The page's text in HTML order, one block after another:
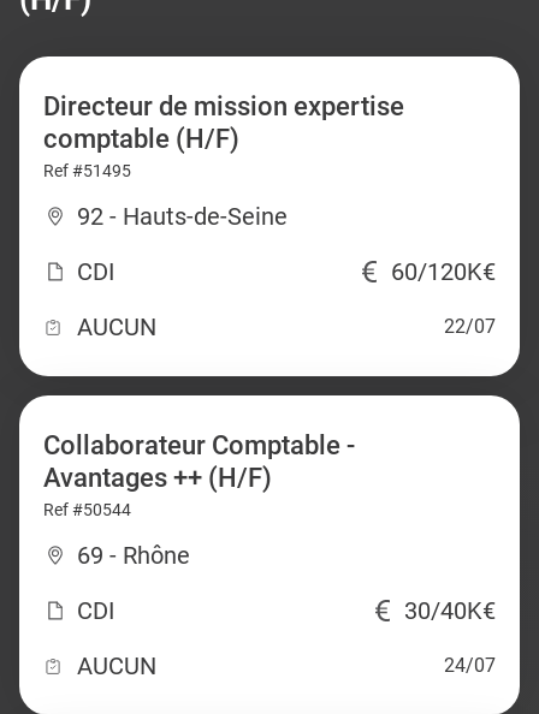
Directeur de mission expertise
comptable (H/F)
Ref #51495
92 - Hauts-de-Seine
CDI
60/120K€
AUCUN
22/07
Collaborateur Comptable -
Avantages ++ (H/F)
Ref #50544
69 - Rhône
CDI
30/40K€
AUCUN
24/07